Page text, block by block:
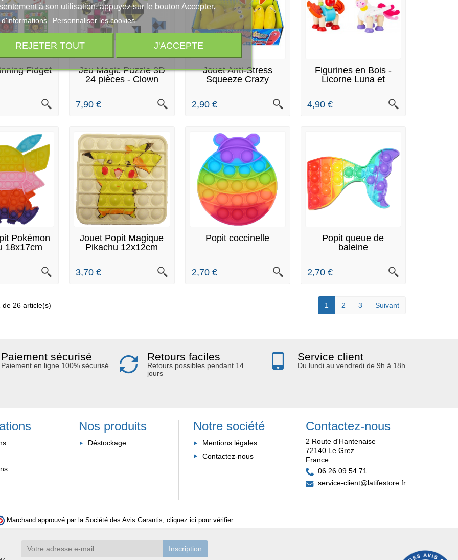
Fidget
EN STOCK
Jeu Magic Puzzle 3D
24 pièces - Clown
7,90 €
EN STOCK
Jouet Anti-Stress
Squeeze Crazy
2,90 €
EN STOCK
Figurines en Bois -
Licorne Luna et
4,90 €
Pokémon
18x17cm
EN STOCK
Jouet Popit Magique
Pikachu 12x12cm
3,70 €
EN STOCK
Popit coccinelle
2,70 €
EN STOCK
Popit queue de
baleine
2,70 €
de 26 article(s) 1 2 3 Suivant
Paiement sécurisé
Paiement en ligne 100% sécurisé
Retours faciles
Retours possibles pendant 14
jours
Service client
Du lundi au vendredi de 9h à 18h
Nos produits
Déstockage
Notre société
Mentions légales
Contactez-nous
Contactez-nous
2 Route d'Hantenaise
72140 Le Grez
France
06 26 09 54 71
service-client@latifestore.fr
Marchand approuvé par la Société des Avis Garantis, cliquez ici pour vérifier.
à son utilisation, appuyez sur le bouton Accepter.
d'informations Personnaliser les cookies
REJETER TOUT J'ACCEPTE